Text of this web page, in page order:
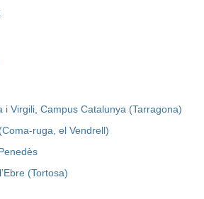
i Virgili, Campus Catalunya (Tarragona)
ruga, el Vendrell)
(Tortosa)